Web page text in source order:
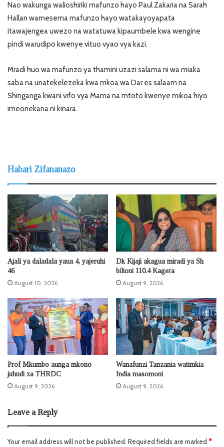
Nao wakunga walioshiriki mafunzo hayo Paul Zakaria na Sarah
Hallan wamesema mafunzo hayo watakayoyapata
itawajengea uwezo na watatuwa kipaumbele kwa wengine
pindi warudipo kwenye vituo vyao vya kazi.
Mradi huo wa mafunzo ya thamini uzazi salama ni wa miaka
saba na unatekelezeka kwa mkoa wa Dar es salaam na
Shinganga kwani vifo vya Mama na mtoto kwenye mikoa hiyo
imeonekana ni kinara.
Habari Zifananazo
Ajali ya daladala yaua 4, yajeruhi
46
August 10, 2026
Dk Kijaji akagua miradi ya Sh
bilioni 110.4 Kagera
August 9, 2026
Prof Mkumbo aunga mkono
juhudi za THRDC
August 9, 2026
Wanafunzi Tanzania watimkia
India masomoni
August 9, 2026
Leave a Reply
Your email address will not be published. Required fields are marked *